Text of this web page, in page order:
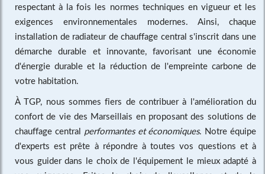
respectant à la fois les normes techniques en vigueur et les
exigences environnementales modernes. Ainsi, chaque
installation de radiateur de chauffage central s'inscrit dans une
démarche durable et innovante, favorisant une économie
d'énergie durable et la réduction de l'empreinte carbone de
votre habitation.
À TGP, nous sommes fiers de contribuer à l'amélioration du
confort de vie des Marseillais en proposant des solutions de
chauffage central performantes et économiques. Notre équipe
d'experts est prête à répondre à toutes vos questions et à
vous guider dans le choix de l'équipement le mieux adapté à